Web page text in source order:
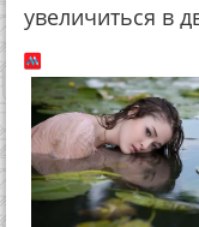
увеличиться в